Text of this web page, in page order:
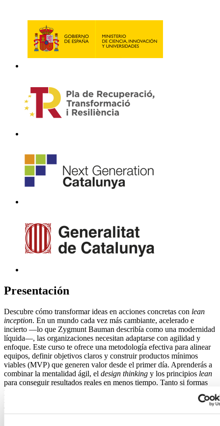
Presentación
Descubre cómo transformar ideas en acciones concretas con lean
inception. En un mundo cada vez más cambiante, acelerado e
incierto —lo que Zygmunt Bauman describía como una modernidad
líquida—, las organizaciones necesitan adaptarse con agilidad y
enfoque. Este curso te ofrece una metodología efectiva para alinear
equipos, definir objetivos claros y construir productos mínimos
viables (MVP) que generen valor desde el primer día. Aprenderás a
combinar la mentalidad ágil, el design thinking y los principios lean
para conseguir resultados reales en menos tiempo. Tanto si formas
parte de un equipo de desarrollo como si lideras proyectos de
innovación, este curso te equipará con herramientas prácticas y una
visión clara para hacer que tus iniciativas avancen con impacto.